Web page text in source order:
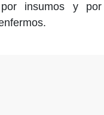
por insumos y